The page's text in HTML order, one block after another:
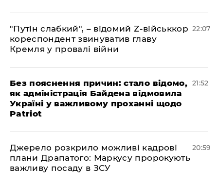
"Путін слабкий", – відомий Z-військкор
кореспондент звинуватив главу
Кремля у провалі війни
22:07
​Без пояснення причин: стало відомо,
як адміністрація Байдена відмовила
Україні у важливому проханні щодо
Patriot
21:52
​Джерело розкрило можливі кадрові
плани Драпатого: Маркусу пророкують
важливу посаду в ЗСУ
20:59